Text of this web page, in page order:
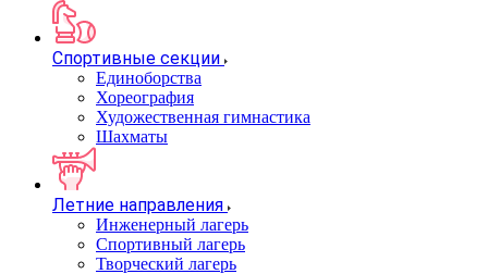
Спортивные секции
Единоборства
Хореография
Художественная гимнастика
Шахматы
Летние направления
Инженерный лагерь
Спортивный лагерь
Творческий лагерь